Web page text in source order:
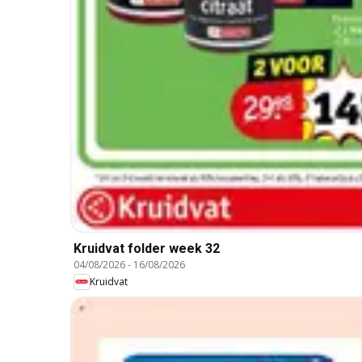
Kruidvat folder week 32
04/08/2026- 16/08/2026
Kruidvat